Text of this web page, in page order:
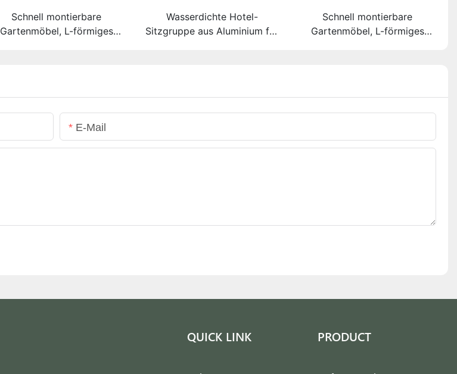
Schnell montierbare
Gartenmöbel, L-förmiges
Wasserdichte Hotel-
Sitzgruppe aus Aluminium für
Schnell montierbare
Gartenmöbel, L-förmiges
E-Mail
QUICK LINK PRODUCT